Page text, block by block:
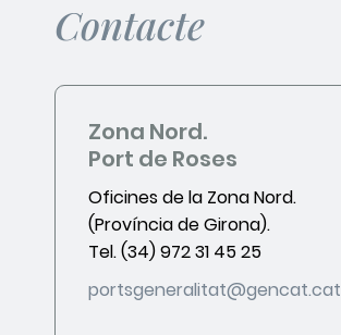
Contacte
Zona Nord.
Port de Roses
Oficines de la Zona Nord.
(Província de Girona).
Tel. (34) 972 31 45 25
portsgeneralitat@gencat.cat